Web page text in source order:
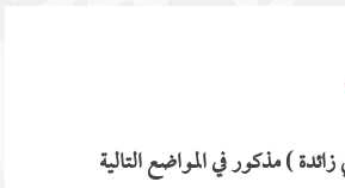
) مذكور في المواضع التالية